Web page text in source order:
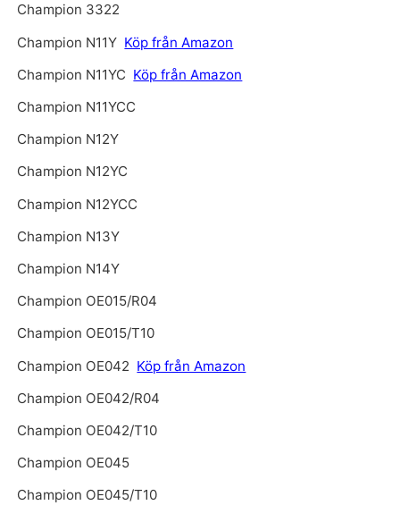
Champion 3322
Champion N11Y Köp från Amazon
Champion N11YC Köp från Amazon
Champion N11YCC
Champion N12Y
Champion N12YC
Champion N12YCC
Champion N13Y
Champion N14Y
Champion OE015/R04
Champion OE015/T10
Champion OE042 Köp från Amazon
Champion OE042/R04
Champion OE042/T10
Champion OE045
Champion OE045/T10